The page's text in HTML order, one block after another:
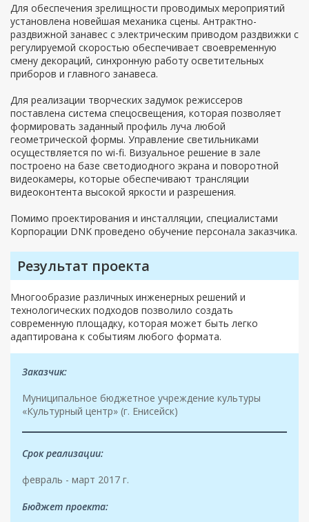
Для обеспечения зрелищности проводимых мероприятий
установлена новейшая механика сцены. Антрактно-
раздвижной занавес с электрическим приводом раздвижки с
регулируемой скоростью обеспечивает своевременную
смену декораций, синхронную работу осветительных
приборов и главного занавеса.
Для реализации творческих задумок режиссеров
поставлена система спецосвещения, которая позволяет
формировать заданный профиль луча любой
геометрической формы. Управление светильниками
осуществляется по wi-fi. Визуальное решение в зале
построено на базе светодиодного экрана и поворотной
видеокамеры, которые обеспечивают трансляции
видеоконтента высокой яркости и разрешения.
Помимо проектирования и инсталляции, специалистами
Корпорации DNK проведено обучение персонала заказчика.
Результат проекта
Многообразие различных инженерных решений и
технологических подходов позволило создать
современную площадку, которая может быть легко
адаптирована к событиям любого формата.
Заказчик:
Муниципальное бюджетное учреждение культуры
«Культурный центр» (г. Енисейск)
Срок реализации:
февраль - март 2017 г.
Бюджет проекта: